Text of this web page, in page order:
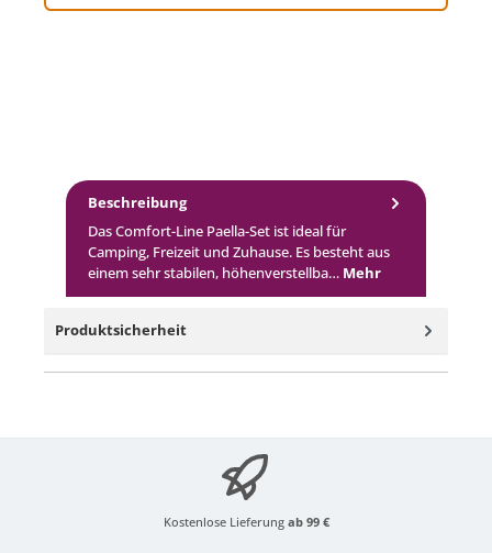
Beschreibung
Das Comfort-Line Paella-Set ist ideal für
Camping, Freizeit und Zuhause. Es besteht aus
einem sehr stabilen, höhenverstellba… Mehr
Produktsicherheit
Kostenlose Lieferung ab 99 €